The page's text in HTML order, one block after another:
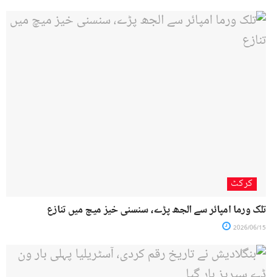
کرکٹ
تلک ورما امپائر سے الجھ پڑے، سنسنی خیز میچ میں تنازع
2026/06/15